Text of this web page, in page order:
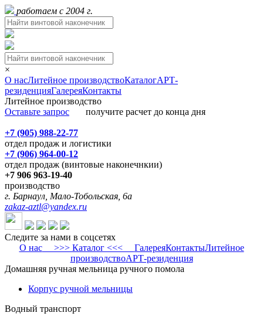
работаем с 2004 г.
×
О насЛитейное производствоКаталогАРТ-
резиденцияГалереяКонтакты
Литейное производство
Оставьте запрос получите расчет до конца дня
+7 (905) 988-22-77
отдел продаж и логистики
+7 (906) 964-00-12
отдел продаж (винтовые наконечнкии)
+7 906 963-19-40
производство
г. Барнаул, Мало-Тобольская, 6а
zakaz-aztl@yandex.ru
Следите за нами в соцсетях
О нас>>> Каталог <<< ГалереяКонтактыЛитейное
производствоАРТ-резиденция
Домашняя ручная мельница ручного помола
Корпус ручной мельницы
Водный транспорт